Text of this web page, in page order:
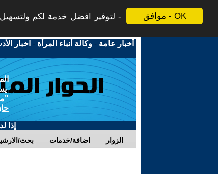
موافق - OK
لتوفير افضل خدمة لكم
أخبار عامة -وكالة أنباء المرأة - اخبار
إذا
بحث/ اضافة/خدمات الزوار